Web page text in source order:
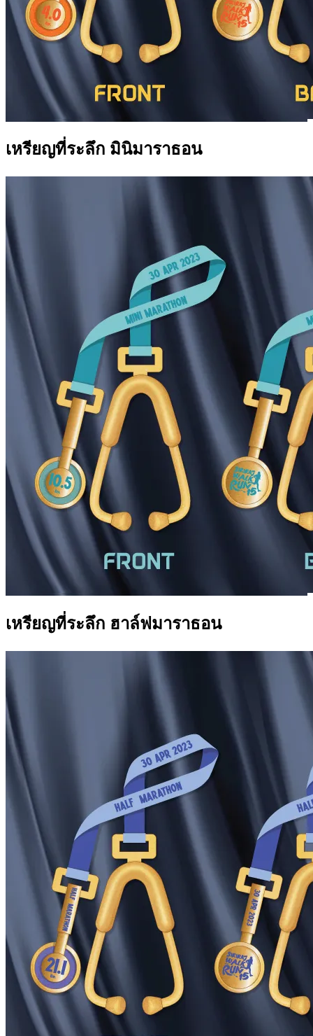
เหรียญที่ระลึก มินิมาราธอน
เหรียญที่ระลึก ฮาล์ฟมาราธอน